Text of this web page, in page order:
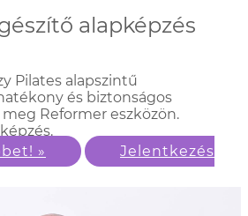
alapképzés
Pilates alapszintű
és biztonságos
Reformer eszközön.
»
Jelentkezés